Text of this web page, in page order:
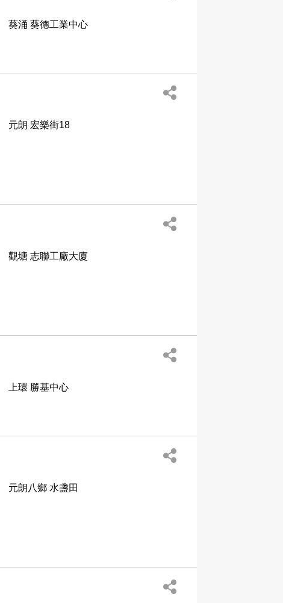
葵涌 葵德工業中心
元朗 宏樂街18
觀塘 志聯工廠大廈
上環 勝基中心
元朗八鄉 水盞田